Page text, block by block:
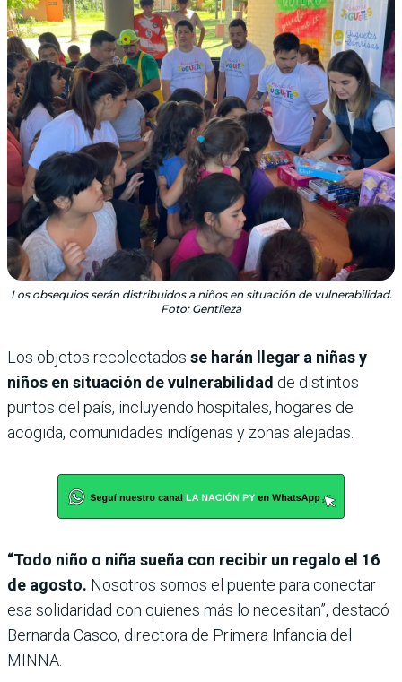
Los obsequios serán distribuidos a niños en situación de vulnerabilidad.
Foto: Gentileza
Los objetos recolectados se harán llegar a niñas y
niños en situación de vulnerabilidad de distintos
puntos del país, incluyendo hospitales, hogares de
acogida, comunidades indígenas y zonas alejadas.
“Todo niño o niña sueña con recibir un regalo el 16
de agosto. Nosotros somos el puente para conectar
esa solidaridad con quienes más lo necesitan”, destacó
Bernarda Casco, directora de Primera Infancia del
MINNA.